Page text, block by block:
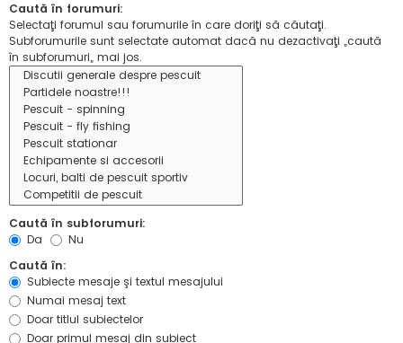
Caută în forumuri:
Selectaţi forumul sau forumurile în care doriţi să căutaţi.
Subforumurile sunt selectate automat dacă nu dezactivaţi „caută
în subforumuri„ mai jos.
Caută în subforumuri:
Da
Nu
Caută în:
Subiecte mesaje şi textul mesajului
Numai mesaj text
Doar titlul subiectelor
Doar primul mesaj din subiect